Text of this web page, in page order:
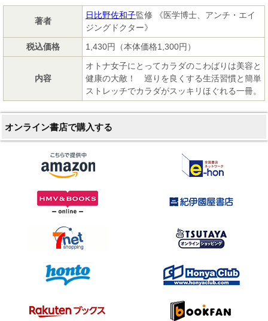
著者
日比野佐和子監修 《医学博士、アンチ・エイ
ジングドクター》
税込価格
1,430円（本体価格1,300円）
内容
オトナ女子にとってカラダのこわばりは美容と
健康の大敵！ 巡りを良くする生活習慣と簡単
ストレッチでカラダがスッキリほぐれる一冊。
オンライン書店で購入する